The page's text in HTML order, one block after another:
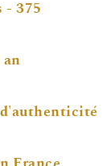
- 375
an